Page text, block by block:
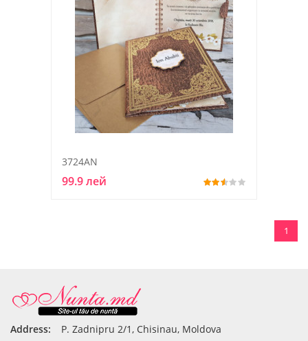
3724AN
99.9 лей
1
Address:
P. Zadnipru 2/1, Chisinau, Moldova